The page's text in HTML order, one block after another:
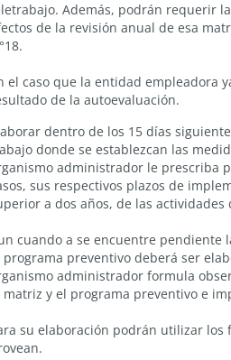
Además, podrán requerir
de la revisión anual de esa
el caso que la entidad empleadora
de la autoevaluación.
dentro de los 15 días
donde se establezcan las
administrador le prescriba
sus respectivos plazos de
a dos años, de las
cuando a se encuentre
programa preventivo deberá ser
administrador formula
matriz y el programa preventivo e
su elaboración podrán utilizar